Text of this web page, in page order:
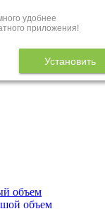
удобнее
приложения!
Установить
объем
объем